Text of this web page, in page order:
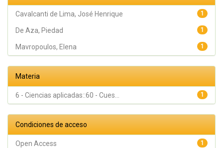
1
Cavalcanti de Lima, José Henrique
1
De Aza, Piedad
1
Mavropoulos, Elena
Materia
1
6 - Ciencias aplicadas::60 - Cues...
Condiciones de acceso
1
Open Access